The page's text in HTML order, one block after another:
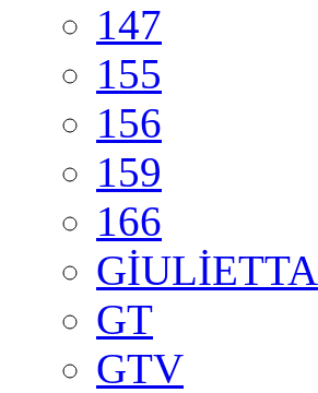
147
155
156
159
166
GİULİETTA
GT
GTV